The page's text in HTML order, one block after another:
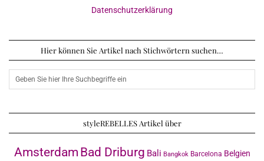
Datenschutzerklärung
Hier können Sie Artikel nach Stichwörtern suchen…
styleREBELLES Artikel über
Amsterdam Bad Driburg Bali Bangkok Barcelona Belgien